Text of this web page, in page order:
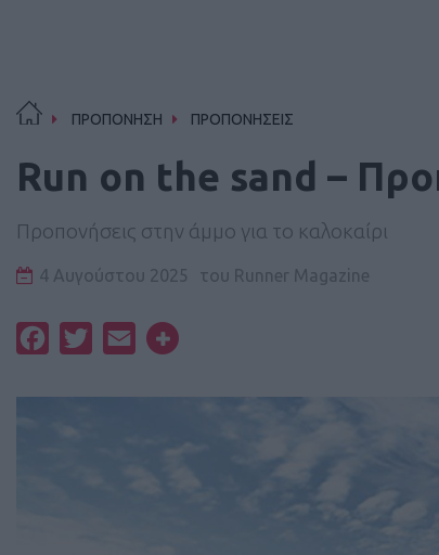
ΠΡΟΠΟΝΗΣΗ ΠΡΟΠΟΝΗΣΕΙΣ
Run on the sand –
Προπονήσεις στην άμμο για το καλοκαίρι
4 Αυγούστου 2025 του Runner Magazine
FacebookTwitterEmail